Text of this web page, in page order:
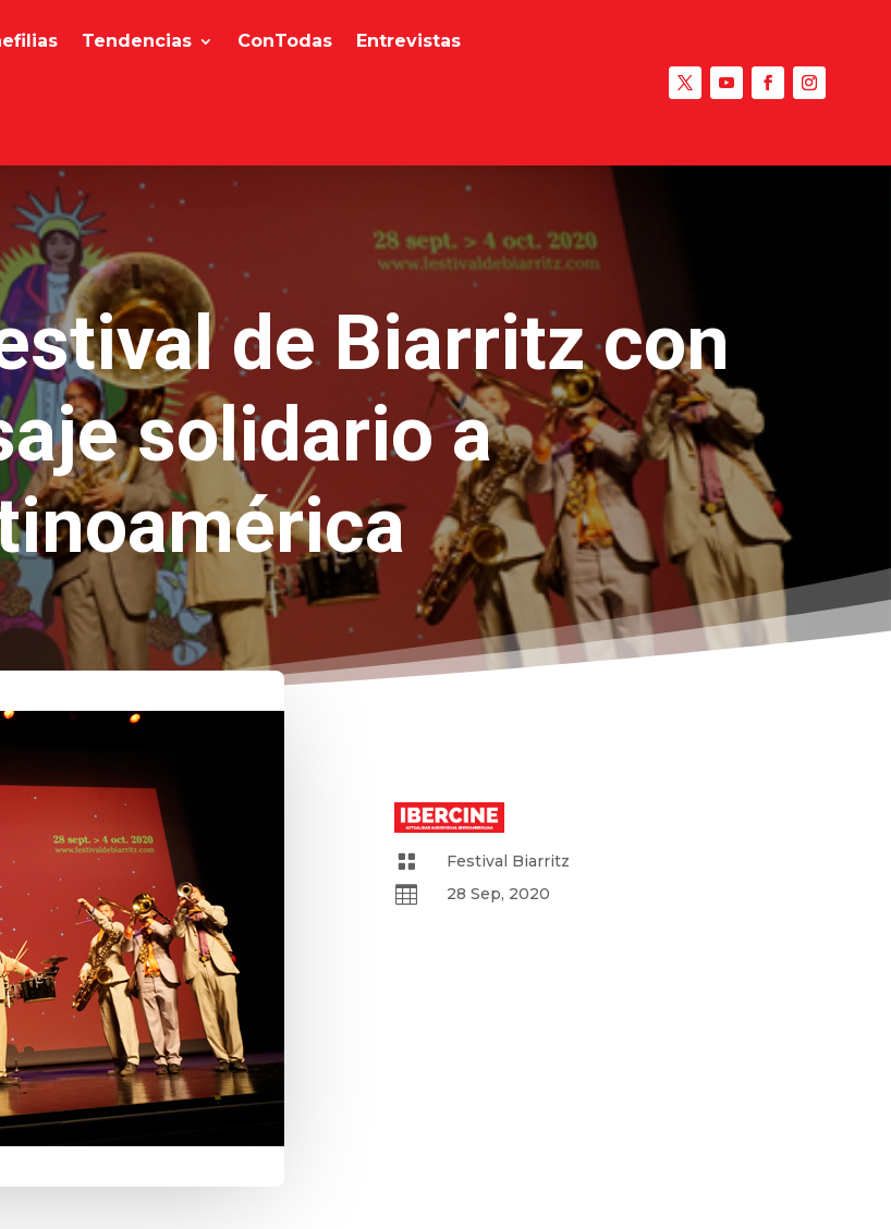
Tendencias ConTodas Entrevistas
de Biarritz con
solidario a
 Festival Biarritz
 28 Sep, 2020